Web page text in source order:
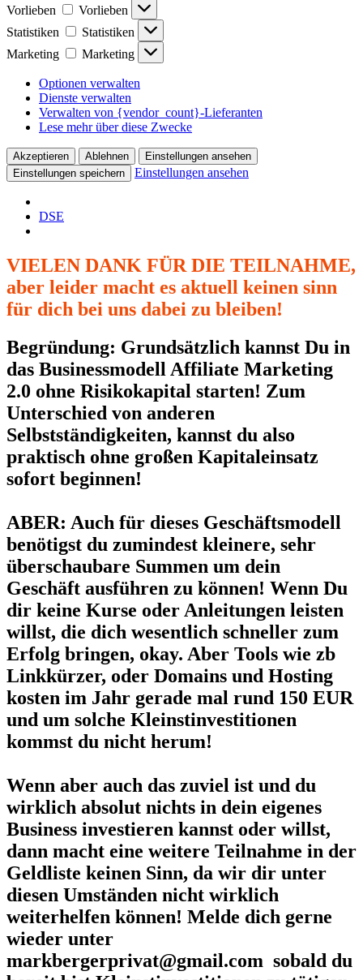
Vorlieben
Vorlieben
Statistiken
Statistiken
Marketing
Marketing
Optionen verwalten
Dienste verwalten
Verwalten von {vendor_count}-Lieferanten
Lese mehr über diese Zwecke
Akzeptieren Ablehnen
Einstellungen ansehen
Einstellungen speichern
Einstellungen ansehen
DSE
VIELEN DANK FÜR DIE TEILNAHME,
aber leider macht es aktuell keinen sinn
für dich bei uns dabei zu bleiben!
Begründung: Grundsätzlich kannst Du in
das Businessmodell Affiliate Marketing
2.0 ohne Risikokapital starten! Zum
Unterschied von anderen
Selbstständigkeiten, kannst du also
praktisch ohne großen Kapitaleinsatz
sofort beginnen!
ABER: Auch für dieses Geschäftsmodell
benötigst du zumindest kleinere, sehr
überschaubare Summen um dein
Geschäft ausführen zu können! Wenn Du
dir keine Kurse oder Anleitungen leisten
willst, die dich wesentlich schneller zum
Erfolg bringen, okay. Aber Tools wie zb
Linkkürzer, oder Domains und Hosting
kosten im Jahr gerade mal rund 150 EUR
und um solche Kleinstinvestitionen
kommst du nicht herum!
Wenn aber auch das zuviel ist und du
wirklich absolut nichts in dein eigenes
Business investieren kannst oder willst,
dann macht eine weitere Teilnahme in der
Geldliste keinen Sinn, da wir dir unter
diesen Umständen nicht wirklich
weiterhelfen können! Melde dich gerne
wieder unter
markbergerprivat@gmail.com sobald du